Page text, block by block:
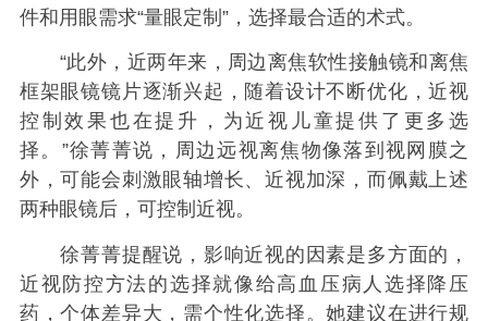
件和用眼需求“量眼定制”，选择最合适的术式。
“此外，近两年来，周边离焦软性接触镜和离焦
框架眼镜镜片逐渐兴起，随着设计不断优化，近视
控制效果也在提升，为近视儿童提供了更多选
择。”徐菁菁说，周边远视离焦物像落到视网膜之
外，可能会刺激眼轴增长、近视加深，而佩戴上述
两种眼镜后，可控制近视。
徐菁菁提醒说，影响近视的因素是多方面的，
近视防控方法的选择就像给高血压病人选择降压
药，个体差异大，需个性化选择。她建议在进行规